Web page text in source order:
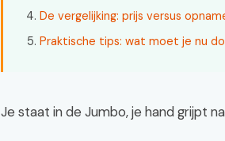
De vergelijking: prijs versus
Praktische tips: wat moet je nu
Je staat in de Jumbo, je hand grijpt